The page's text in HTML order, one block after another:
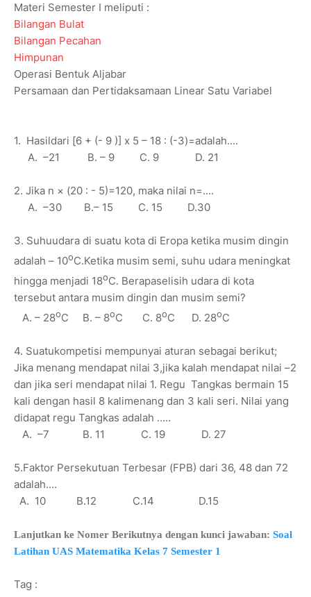
Materi Semester I meliputi :
Bilangan Bulat
Bilangan Pecahan
Himpunan
Operasi Bentuk Aljabar
Persamaan dan Pertidaksamaan Linear Satu Variabel
1. Hasildari [6 + (- 9 )] x 5 – 18 : (-3)=adalah....
A. –21 B. – 9 C. 9 D. 21
2. Jika n × (20 : - 5)=120, maka nilai n=....
A. –30 B.– 15 C. 15 D.30
3. Suhuudara di suatu kota di Eropa ketika musim dingin
adalah – 10oC.Ketika musim semi, suhu udara meningkat
hingga menjadi 18oC. Berapaselisih udara di kota
tersebut antara musim dingin dan musim semi?
A. – 28oC B. – 8oC C. 8oC D. 28oC
4. Suatukompetisi mempunyai aturan sebagai berikut;
Jika menang mendapat nilai 3,jika kalah mendapat nilai –2
dan jika seri mendapat nilai 1. Regu Tangkas bermain 15
kali dengan hasil 8 kalimenang dan 3 kali seri. Nilai yang
didapat regu Tangkas adalah …..
A. –7 B. 11 C. 19 D. 27
5.Faktor Persekutuan Terbesar (FPB) dari 36, 48 dan 72
adalah....
A. 10 B.12 C.14 D.15
Lanjutkan ke Nomer Berikutnya dengan kunci jawaban: Soal
Latihan UAS Matematika Kelas 7 Semester 1
Tag :